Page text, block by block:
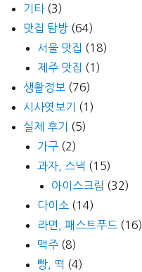
기타(3)
맛집 탐방 (64)
서울 맛집 (18)
제주 맛집 (1)
생활정보 (76)
시사엿보기
(1)
실제 후기
(5)
가구 (2)
과자, 스낵 (15)
아이스크림 (32)
다이소 (14)
라면, 패스트푸드 (16)
맥주 (8)
빵, 떡 (4)